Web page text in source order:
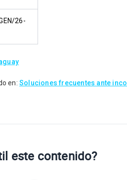
26-
en: Soluciones frecuentes ante
este contenido?